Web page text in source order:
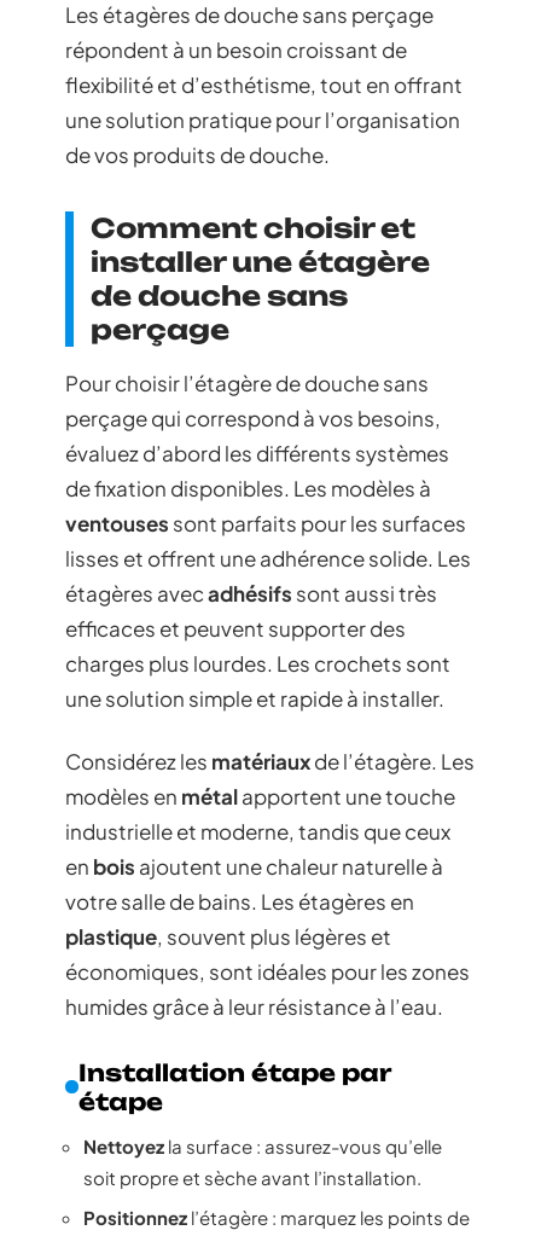
Les étagères de douche sans perçage
répondent à un besoin croissant de
flexibilité et d’esthétisme, tout en offrant
une solution pratique pour l’organisation
de vos produits de douche.
Comment choisir et
installer une étagère
de douche sans
perçage
Pour choisir l’étagère de douche sans
perçage qui correspond à vos besoins,
évaluez d’abord les différents systèmes
de fixation disponibles. Les modèles à
ventouses sont parfaits pour les surfaces
lisses et offrent une adhérence solide. Les
étagères avecadhésifs sont aussi très
efficaces et peuvent supporter des
charges plus lourdes. Les crochets sont
une solution simple et rapide à installer.
Considérez les matériauxde l’étagère. Les
modèles en métalapportent une touche
industrielle et moderne, tandis que ceux
en bois ajoutent une chaleur naturelle à
votre salle de bains. Les étagères en
plastique, souvent plus légères et
économiques, sont idéales pour les zones
humides grâce à leur résistance à l’eau.
Installation étape par
étape
Nettoyez la surface : assurez-vous qu’elle
soit propre et sèche avant l’installation.
Positionnez l’étagère : marquez les points de